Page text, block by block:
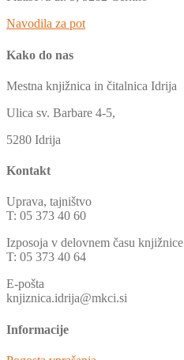
Navodila za pot
Kako do nas
Mestna knjižnica in čitalnica Idrija
Ulica sv. Barbare 4-5,
5280 Idrija
Kontakt
Uprava, tajništvo
T: 05 373 40 60
Izposoja v delovnem času knjižnice
T: 05 373 40 64
E-pošta
knjiznica.idrija@mkci.si
Informacije